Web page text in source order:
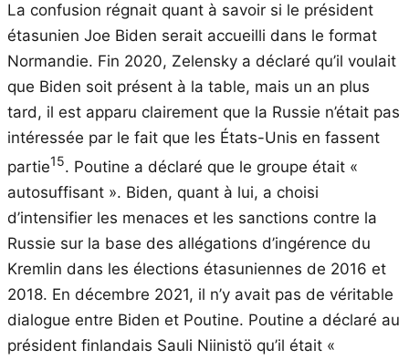
La confusion régnait quant à savoir si le président
étasunien Joe Biden serait accueilli dans le format
Normandie. Fin 2020, Zelensky a déclaré qu’il voulait
que Biden soit présent à la table, mais un an plus
tard, il est apparu clairement que la Russie n’était pas
intéressée par le fait que les États-Unis en fassent
partie15. Poutine a déclaré que le groupe était «
autosuffisant ». Biden, quant à lui, a choisi
d’intensifier les menaces et les sanctions contre la
Russie sur la base des allégations d’ingérence du
Kremlin dans les élections étasuniennes de 2016 et
2018. En décembre 2021, il n’y avait pas de véritable
dialogue entre Biden et Poutine. Poutine a déclaré au
président finlandais Sauli Niinistö qu’il était «